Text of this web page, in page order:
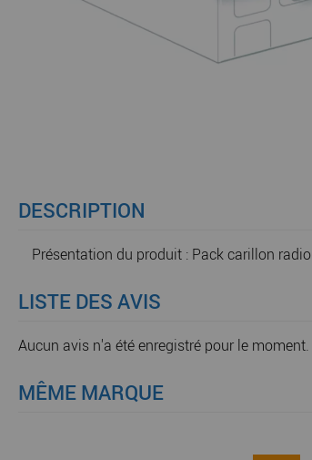
DESCRIPTION
Présentation du produit : Pack carillon
LISTE DES AVIS
Aucun avis n'a été enregistré pour le moment.
MÊME MARQUE